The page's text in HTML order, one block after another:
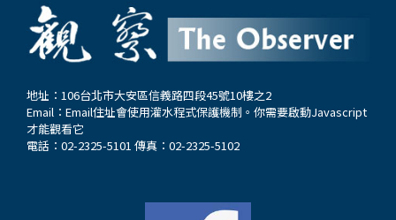
地址：106台北市大安區信義路四段45號10樓之2
Email： Email住址會使用灌水程式保護機制。你需要啟動Javascript
才能觀看它
電話：02-2325-5101 傳真：02-2325-5102